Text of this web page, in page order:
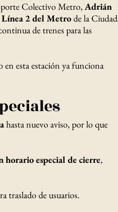
Colectivo Metro,Adrián
Línea 2 del Metrode la Ciudad
de trenes para las
en esta estación ya funciona
hasta nuevo aviso, por lo que
horario especial de cierre,
traslado de usuarios.